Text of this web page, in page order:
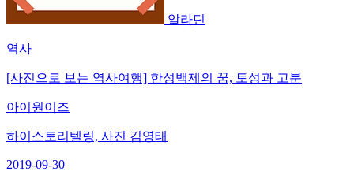
알라딘
역사
[사진으로 보는 역사여행] 한성백제의 꿈, 토성과 고분
아이원이즈
하이스토리텔링, 사진 김영태
2019-09-30